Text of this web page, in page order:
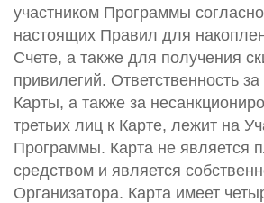
участником Программы
настоящих Правил для
Счете, а также для получения
привилегий. Ответственность
Карты, а также за
третьих лиц к Карте, лежит на
Программы. Карта не является
средством и является
Организатора. Карта имеет